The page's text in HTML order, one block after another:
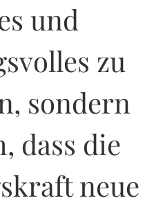
und
zu
sondern
dass die
neue